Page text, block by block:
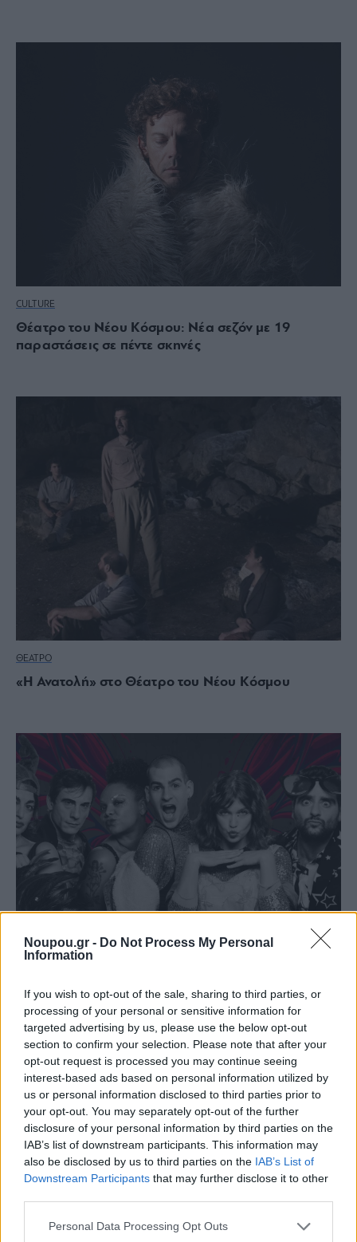
Noupou.gr - Do Not Process My Personal
Information
If you wish to opt-out of the sale, sharing to third parties, or
processing of your personal or sensitive information for
targeted advertising by us, please use the below opt-out
section to confirm your selection. Please note that after your
opt-out request is processed you may continue seeing
interest-based ads based on personal information utilized by
us or personal information disclosed to third parties prior to
your opt-out. You may separately opt-out of the further
disclosure of your personal information by third parties on the
IAB’s list of downstream participants. This information may
also be disclosed by us to third parties on the IAB’s List of
Downstream Participants that may further disclose it to other
Please note that this website/app uses one or more Google
Personal Data Processing Opt Outs
CULTURE
Θέατρο του Νέου Κόσμου: Νέα σεζόν με 19
παραστάσεις σε πέντε σκηνές
ΘΕΑΤΡΟ
«Η Ανατολή» στο Θέατρο του Νέου Κόσμου
ΘΕΑΤΡΟ
«Πεταλούδες στο στομάχι» σε σκηνοθεσία
Κωνσταντίνου Ρήγου στο Θέατρο του Νέου